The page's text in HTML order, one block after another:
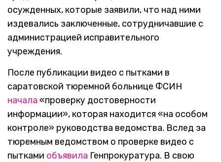
осужденных, которые заявили, что над ними
издевались заключенные, сотрудничавшие с
администрацией исправительного
учреждения.
После публикации видео с пытками в
саратовской тюремной больнице ФСИН
начала «проверку достоверности
информации», которая находится «на особом
контроле» руководства ведомства. Вслед за
тюремным ведомством о проверке видео с
пытками объявила Генпрокуратура. В свою